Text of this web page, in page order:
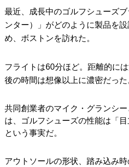
最近、成長中のゴルフシューズ
ンター）」がどのように製品を
め、ボストンを訪れた。
フライトは60分ほど。距離的に
後の時間は想像以上に濃密だった
共同創業者のマイク・グランシ
は、ゴルフシューズの性能は「
という事実だ。
アウトソールの形状、踏み込み
WEDGES ウェッジ
PUTTERS
OTHER その他
Editor’s Picks
Our Team 私たちのチーム
Our Mission